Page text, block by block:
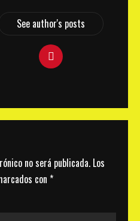
See author's posts
no será publicada. Los
con *